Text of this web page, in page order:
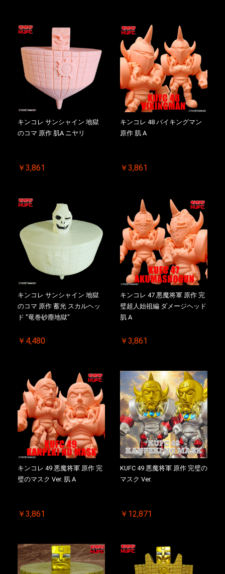
キンコレ サンシャイン 地獄
のコマ 原作 肌A ニヤリ
￥3,861
キンコレ 48 バイキングマン
原作 肌 A
￥3,861
キンコレ サンシャイン 地獄
のコマ 原作 蓄光 スカルヘッ
ド "竜巻砂塵地獄"
￥4,480
キンコレ 47 悪魔将軍 原作 完
璧超人始祖編 ダメージヘッド
肌 A
￥3,861
キンコレ 49 悪魔将軍 原作 完
璧のマスク Ver. 肌 A
￥3,861
KUFC 49 悪魔将軍 原作 完璧の
マスク Ver.
￥12,871